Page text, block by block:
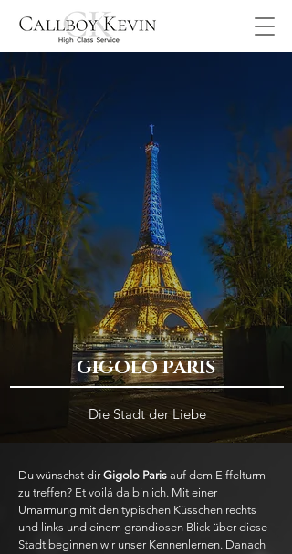
GIGOLO PARIS
Die Stadt der Liebe
Du wünschst dir Gigolo Paris auf dem Eiffelturm
zu treffen? Et voilá da bin ich. Mit einer
Umarmung mit den typischen Küsschen rechts
und links und einem grandiosen Blick über diese
Stadt beginnen wir unser Kennenlernen. Danach